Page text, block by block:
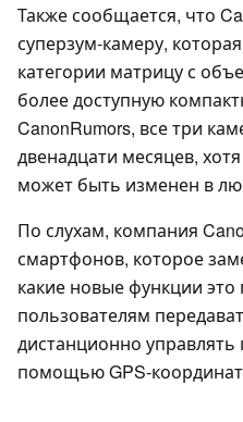
Также сообщается, что
суперзум-камеру,
категории матрицу с
более доступную
CanonRumors, все три
двенадцати месяцев,
может быть изменен в
По слухам, компания
смартфонов, которое
какие новые функции
пользователям
дистанционно
помощью GPS-